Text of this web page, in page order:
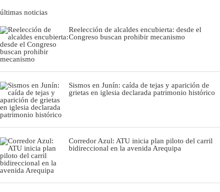
últimas noticias
Reelección de alcaldes encubierta: desde el
Congreso buscan prohibir mecanismo
Sismos en Junín: caída de tejas y aparición de
grietas en iglesia declarada patrimonio histórico
Corredor Azul: ATU inicia plan piloto del carril
bidireccional en la avenida Arequipa